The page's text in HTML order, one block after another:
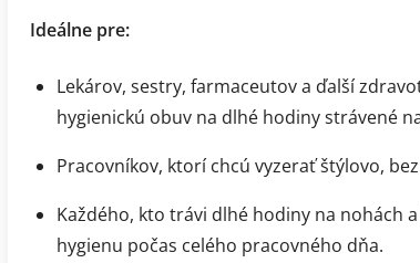
Ideálne pre:
Lekárov, sestry, farmaceutov a ďalší
hygienickú obuv na dlhé hodiny strávené
Pracovníkov, ktorí chcú vyzerať štýlovo,
Každého, kto trávi dlhé hodiny na nohách
hygienu počas celého pracovného dňa.